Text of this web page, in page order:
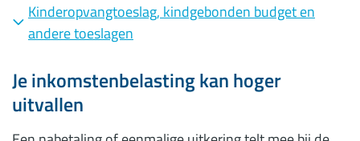
Kinderopvangtoeslag, kindgebonden budget en
andere toeslagen
Je inkomstenbelasting kan hoger
uitvallen